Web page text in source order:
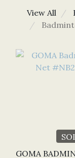
View All
GOMA